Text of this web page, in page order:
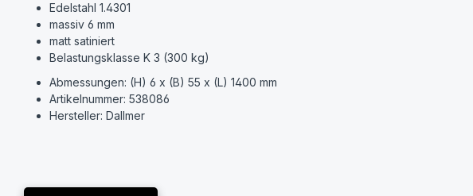
Edelstahl 1.4301
massiv 6 mm
matt satiniert
Belastungsklasse K 3 (300 kg)
Abmessungen: (H) 6 x (B) 55 x (L) 1400 mm
Artikelnummer: 538086
Hersteller: Dallmer